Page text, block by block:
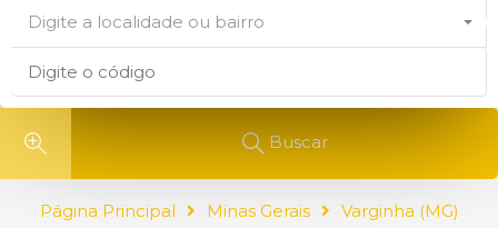
Digite a localidade ou bairro
Buscar
Página Principal Minas Gerais Varginha (MG)